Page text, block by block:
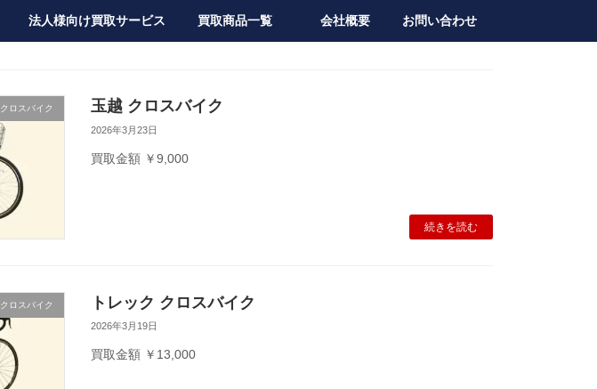
法人様向け買取サービス 買取商品一覧 会社概要 お問い合わせ
クロスバイク 玉越 クロスバイク
2026年3月23日
買取金額 ￥9,000
続きを読む
クロスバイク トレック クロスバイク
2026年3月19日
買取金額 ￥13,000